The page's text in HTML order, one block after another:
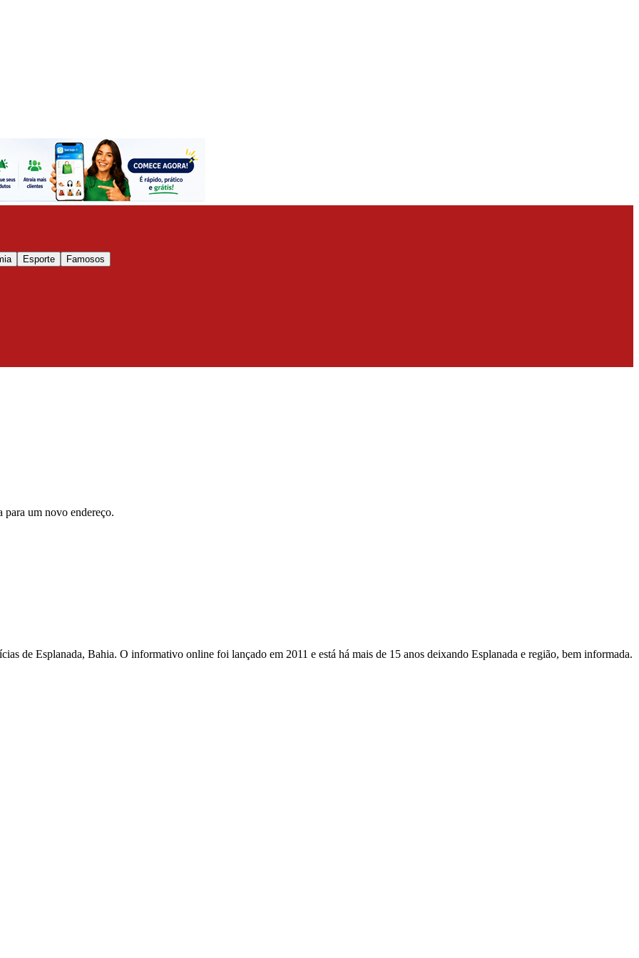
Esporte Famosos
para um novo endereço.
de Esplanada, Bahia. O informativo online foi lançado em 2011 e está há mais de 15 anos deixando Esplanada e região, bem informada.